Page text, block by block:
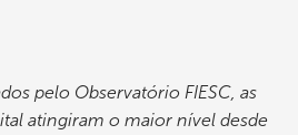
pelo Observatório FIESC, as
atingiram o maior nível desde